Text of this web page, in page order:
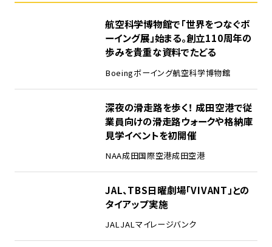
航空科学博物館で「世界をつなぐボ
ーイング展」始まる。創立110周年の
歩みを貴重な資料でたどる
Boeingボーイング航空科学博物館
深夜の滑走路を歩く！ 成田空港で従
業員向けの滑走路ウォークや格納庫
見学イベントを初開催
NAA成田国際空港成田空港
JAL、TBS日曜劇場「VIVANT」との
タイアップ実施
JALJALマイレージバンク